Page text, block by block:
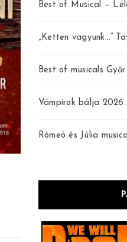
Best of Musical –
„Ketten vagyunk…”
Best of musicals Győr
Vámpírok bálja 2026.
Rómeó és Júlia